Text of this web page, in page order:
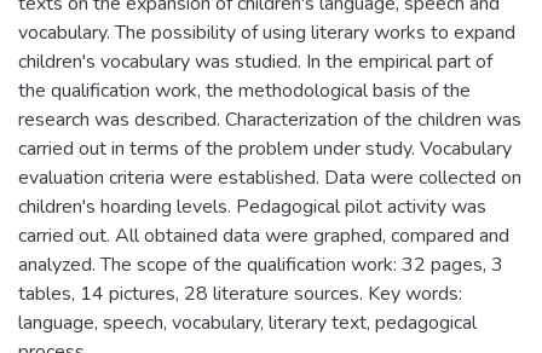
vocabulary. The possibility of using literary works to expand
children's vocabulary was studied. In the empirical part of
the qualification work, the methodological basis of the
research was described. Characterization of the children was
carried out in terms of the problem under study. Vocabulary
evaluation criteria were established. Data were collected on
children's hoarding levels. Pedagogical pilot activity was
carried out. All obtained data were graphed, compared and
analyzed. The scope of the qualification work: 32 pages, 3
tables, 14 pictures, 28 literature sources. Key words:
language, speech, vocabulary, literary text, pedagogical